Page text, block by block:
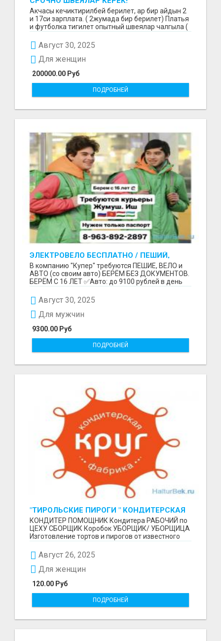
Акчасы кечиктирилбей берилет, ар бир айдын 2
и 17си зарплата. ( 2жумада бир берилет) Платья
и футболка тигилет опытный швеялар чалгыла (
Август 30, 2025
200000.00 Руб
Для женщин
ПОДРОБНЕЙ
ЭЛЕКТРОВЕЛО БЕСПЛАТНО / ПЕШИЙ,
ВЕЛО, АВТО / БЕРЕМ БЕЗ ДОКУМЕНТОВ /
ЛЮБОЙ РАЙОН / С 16 ЛЕТ
В компанию "Купер" требуются ПЕШИЕ, ВЕЛО и
АВТО (со своим авто) БЕРЁМ БЕЗ ДОКУМЕНТОВ.
БЕРЁМ С 16 ЛЕТ ✅Авто: до 9100 рублей в день
Август 30, 2025
9300.00 Руб
Для мужчин
ПОДРОБНЕЙ
"ТИРОЛЬСКИЕ ПИРОГИ " КОНДИТЕРСКАЯ
ФАБРИКА "КРУГ "
КОНДИТЕР ПОМОЩНИК Кондитера РАБОЧИЙ по
ЦЕХУ СБОРЩИК Коробок УБОРЩИК/ УБОРЩИЦА
Изготовление тортов и пирогов от известного
Август 26, 2025
120.00 Руб
Для женщин
ПОДРОБНЕЙ